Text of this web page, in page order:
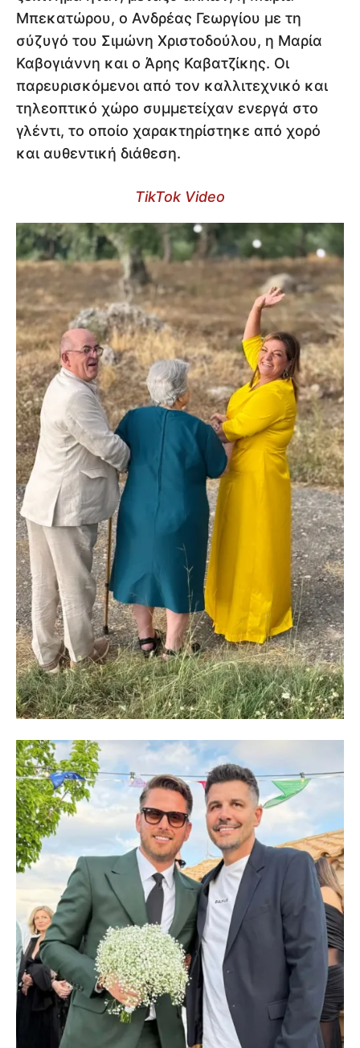
Μπεκατώρου, ο Ανδρέας Γεωργίου με τη
σύζυγό του Σιμώνη Χριστοδούλου, η Μαρία
Καβογιάννη και ο Άρης Καβατζίκης. Οι
παρευρισκόμενοι από τον καλλιτεχνικό και
τηλεοπτικό χώρο συμμετείχαν ενεργά στο
γλέντι, το οποίο χαρακτηρίστηκε από χορό
και αυθεντική διάθεση.
TikTok Video